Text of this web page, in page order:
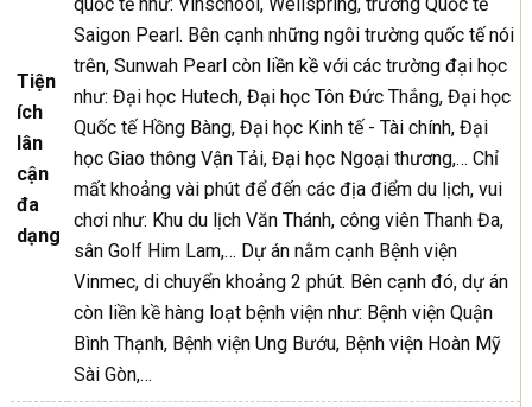
Tiện
ích
lân
cận
đa
dạng
Saigon Pearl. Bên cạnh những ngôi trường quốc tế nói
trên, Sunwah Pearl còn liền kề với các trường đại học
như: Đại học Hutech, Đại học Tôn Đức Thắng, Đại học
Quốc tế Hồng Bàng, Đại học Kinh tế - Tài chính, Đại
học Giao thông Vận Tải, Đại học Ngoại thương,… Chỉ
mất khoảng vài phút để đến các địa điểm du lịch, vui
chơi như: Khu du lịch Văn Thánh, công viên Thanh Đa,
sân Golf Him Lam,… Dự án nằm cạnh Bệnh viện
Vinmec, di chuyển khoảng 2 phút. Bên cạnh đó, dự án
còn liền kề hàng loạt bệnh viện như: Bệnh viện Quận
Bình Thạnh, Bệnh viện Ung Bướu, Bệnh viện Hoàn Mỹ
Sài Gòn,…